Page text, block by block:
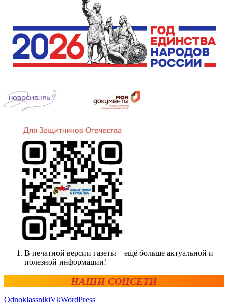
В печатной версии газеты – ещё больше актуальной и
полезной информации!
НАШИ СОЦСЕТИ
OdnoklassnikiVkWordPress